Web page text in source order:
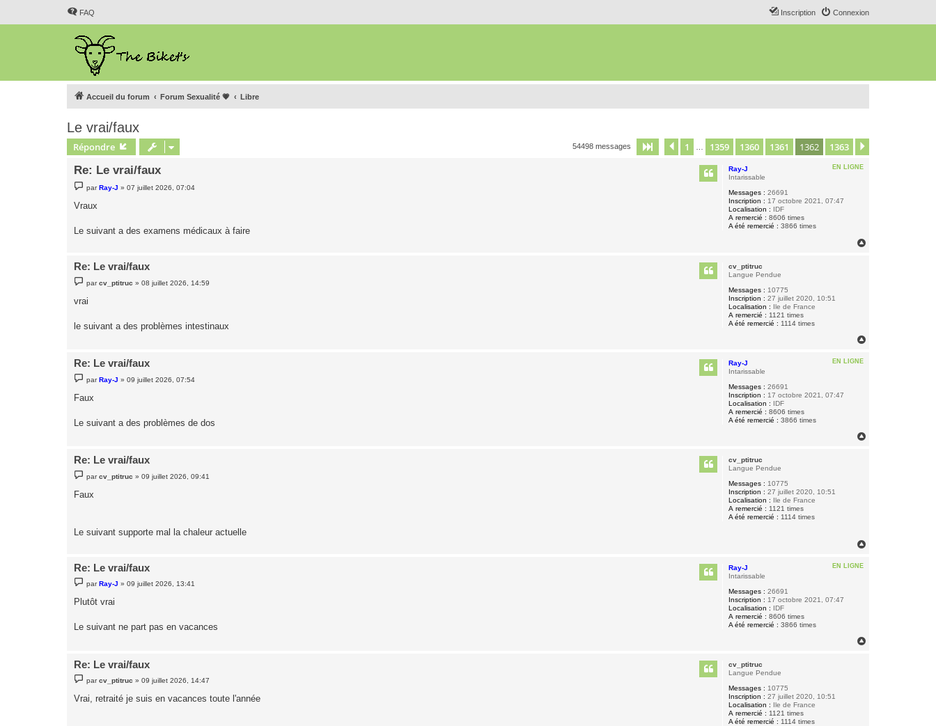
FAQ Connexion
Inscription
Accueil du forum Forum Sexualité 💗 Libre
Le vrai/faux
Répondre 54498 messages Page 1362sur1363
Précédent
1 1359 1360 1361 1362 1363
EN LIGNE
Ray-J
Intarissable
Messages : 26691
Inscription : 17 octobre 2021, 07:47
Localisation : IDF
A remercié : 8606 times
A été remercié : 3866 times
Re: Le vrai/faux
e
s
e
parRay-J »07 juillet 2026, 07:04
Vraux
Le suivant a des examens médicaux à faire
cv_ptitruc
Langue Pendue
Messages : 10775
Inscription : 27 juillet 2020, 10:51
Localisation : Ile de France
A remercié : 1121 times
A été remercié : 1114 times
Re: Le vrai/faux
e
s
s
e
parcv_ptitruc »08 juillet 2026, 14:59
vrai
le suivant a des problèmes intestinaux
EN LIGNE
Ray-J
Intarissable
Messages : 26691
Inscription : 17 octobre 2021, 07:47
Localisation : IDF
A remercié : 8606 times
A été remercié : 3866 times
Re: Le vrai/faux
e
s
e
parRay-J »09 juillet 2026, 07:54
Faux
Le suivant a des problèmes de dos
cv_ptitruc
Langue Pendue
Messages : 10775
Inscription : 27 juillet 2020, 10:51
Localisation : Ile de France
A remercié : 1121 times
A été remercié : 1114 times
Re: Le vrai/faux
e
s
parcv_ptitruc »09 juillet 2026, 09:41
Faux
Le suivant supporte mal la chaleur actuelle
EN LIGNE
Ray-J
Intarissable
Messages : 26691
Inscription : 17 octobre 2021, 07:47
Localisation : IDF
A remercié : 8606 times
A été remercié : 3866 times
Re: Le vrai/faux
e
s
e
parRay-J »09 juillet 2026, 13:41
Plutôt vrai
Le suivant ne part pas en vacances
cv_ptitruc
Langue Pendue
Messages : 10775
Inscription : 27 juillet 2020, 10:51
Localisation : Ile de France
A remercié : 1121 times
A été remercié : 1114 times
Re: Le vrai/faux
e
s
parcv_ptitruc »09 juillet 2026, 14:47
Vrai, retraité je suis en vacances toute l'année